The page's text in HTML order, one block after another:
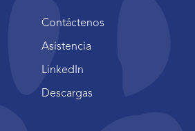
Contáctenos
Asistencia
LinkedIn
Descargas